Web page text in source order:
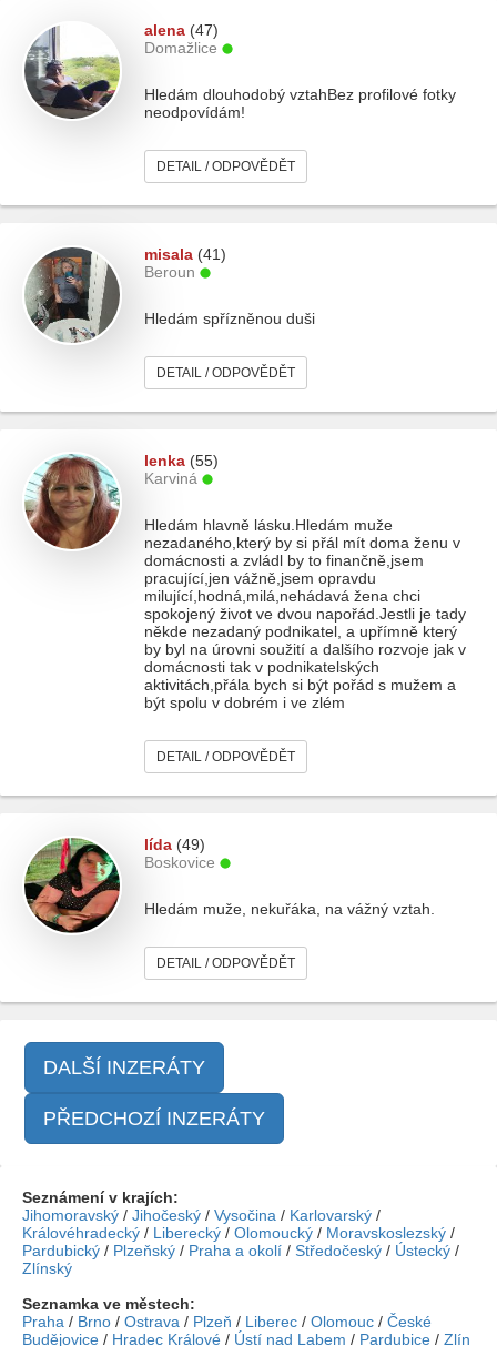
alena (47)
Domažlice
Hledám dlouhodobý vztahBez profilové fotky
neodpovídám!
DETAIL / ODPOVĚDĚT
misala (41)
Beroun
Hledám spřízněnou duši
DETAIL / ODPOVĚDĚT
lenka (55)
Karviná
Hledám hlavně lásku.Hledám muže
nezadaného,který by si přál mít doma ženu v
domácnosti a zvládl by to finančně,jsem
pracující,jen vážně,jsem opravdu
milující,hodná,milá,nehádavá žena chci
spokojený život ve dvou napořád.Jestli je tady
někde nezadaný podnikatel, a upřímně který
by byl na úrovni soužití a dalšího rozvoje jak v
domácnosti tak v podnikatelských
aktivitách,přála bych si být pořád s mužem a
být spolu v dobrém i ve zlém
DETAIL / ODPOVĚDĚT
lída (49)
Boskovice
Hledám muže, nekuřáka, na vážný vztah.
DETAIL / ODPOVĚDĚT
DALŠÍ INZERÁTY
PŘEDCHOZÍ INZERÁTY
Seznámení v krajích:
Jihomoravský / Jihočeský / Vysočina / Karlovarský /
Královéhradecký / Liberecký / Olomoucký / Moravskoslezský /
Pardubický / Plzeňský / Praha a okolí / Středočeský / Ústecký /
Zlínský
Seznamka ve městech:
Praha / Brno / Ostrava / Plzeň / Liberec / Olomouc / České
Budějovice / Hradec Králové / Ústí nad Labem / Pardubice / Zlín